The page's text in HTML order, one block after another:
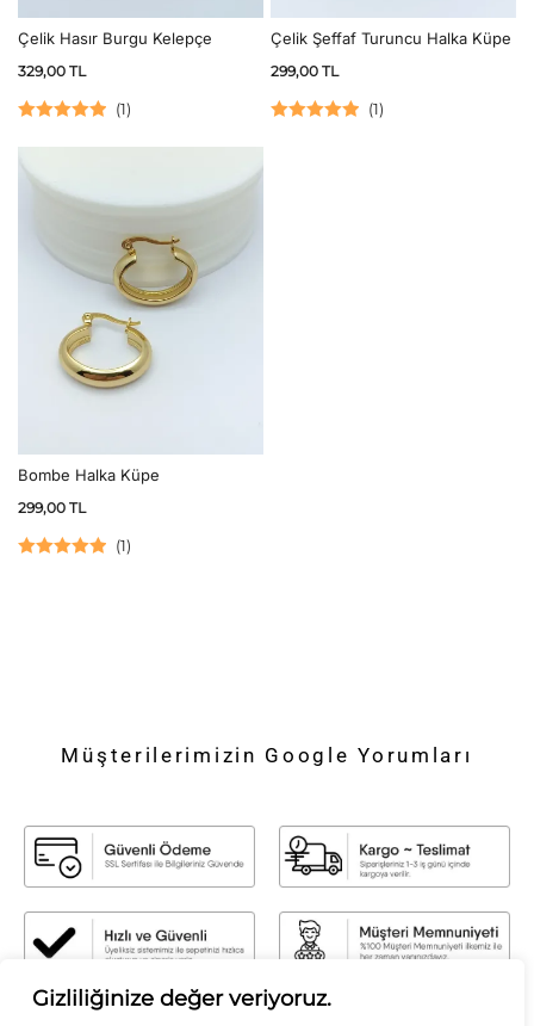
Gizliliğinize değer veriyoruz.
Çelik Hasır Burgu Kelepçe
329,00 TL
(1)
Çelik Şeffaf Turuncu Halka Küpe
299,00 TL
(1)
Bombe Halka Küpe
299,00 TL
(1)
Müşterilerimizin Google Yorumları